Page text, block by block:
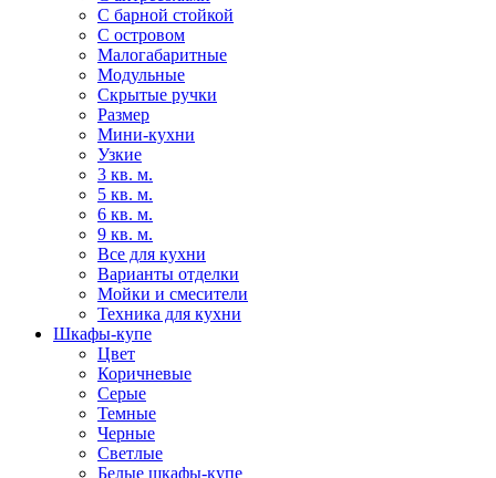
С барной стойкой
С островом
Малогабаритные
Модульные
Скрытые ручки
Размер
Мини-кухни
Узкие
3 кв. м.
5 кв. м.
6 кв. м.
9 кв. м.
Все для кухни
Варианты отделки
Мойки и смесители
Техника для кухни
Шкафы-купе
Цвет
Коричневые
Серые
Темные
Черные
Светлые
Белые шкафы-купе